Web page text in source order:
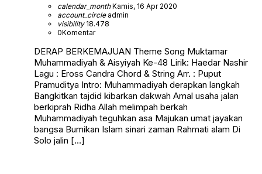
calendar_monthKamis, 16 Apr 2020
account_circleadmin
visibility18.478
0Komentar
DERAP BERKEMAJUAN Theme Song Muktamar
Muhammadiyah & Aisyiyah Ke-48 Lirik: Haedar Nashir
Lagu : Eross Candra Chord & String Arr. : Puput
Pramuditya Intro: Muhammadiyah derapkan langkah
Bangkitkan tajdid kibarkan dakwah Amal usaha jalan
berkiprah Ridha Allah melimpah berkah
Muhammadiyah teguhkan asa Majukan umat jayakan
bangsa Bumikan Islam sinari zaman Rahmati alam Di
Solo jalin […]